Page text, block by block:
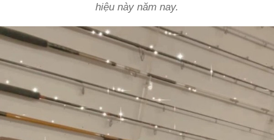
hiệu này năm nay.